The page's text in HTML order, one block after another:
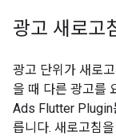
광고 새로고
광고 단위가 새로
을 때 다른 광고를
Ads Flutter Plugin
릅니다. 새로고침